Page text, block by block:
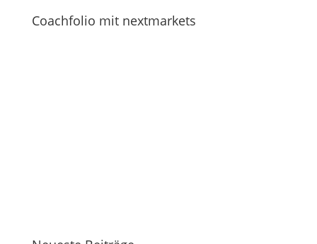
Coachfolio mit nextmarkets